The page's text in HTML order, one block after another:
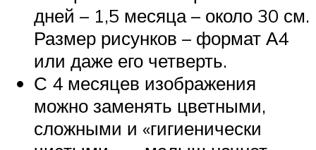
дней – 1,5 месяца – около 30 см.
Размер рисунков – формат А4
или даже его четверть.
С 4 месяцев изображения
можно заменять цветными,
сложными и «гигиенически